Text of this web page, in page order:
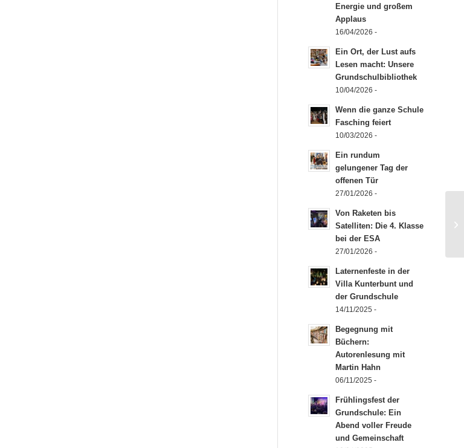
Energie und großem
Applaus
16/04/2026 -
Ein Ort, der Lust aufs
Lesen macht: Unsere
Grundschulbibliothek
10/04/2026 -
Wenn die ganze Schule
Fasching feiert
10/03/2026 -
Ein rundum
gelungener Tag der
offenen Tür
27/01/2026 -
Von Raketen bis
Satelliten: Die 4. Klasse
bei der ESA
27/01/2026 -
Laternenfeste in der
Villa Kunterbunt und
der Grundschule
14/11/2025 -
Begegnung mit
Büchern:
Autorenlesung mit
Martin Hahn
06/11/2025 -
Frühlingsfest der
Grundschule: Ein
Abend voller Freude
und Gemeinschaft